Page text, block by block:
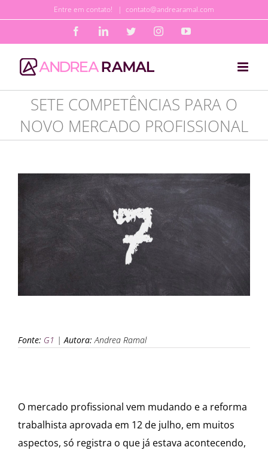
o
conteúdo
Entre em contato! | contato@andrearamal.com
FacebookLinkedInTwitterInstagramYouTube
SETE COMPETÊNCIAS PARA O
NOVO MERCADO PROFISSIONAL
Fonte: G1 |Autora: Andrea Ramal
O mercado profissional vem mudando e a reforma
trabalhista aprovada em 12 de julho, em muitos
aspectos, só registra o que já estava acontecendo,